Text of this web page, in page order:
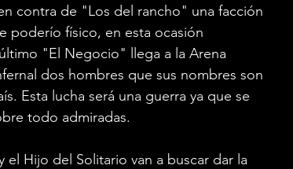
contra de "Los del rancho" una facción
poderío físico, en esta ocasión
"El Negocio" llega a la Arena
dos hombres que sus nombres son
Esta lucha será una guerra ya que se
todo admiradas.
el Hijo del Solitario van a buscar dar la